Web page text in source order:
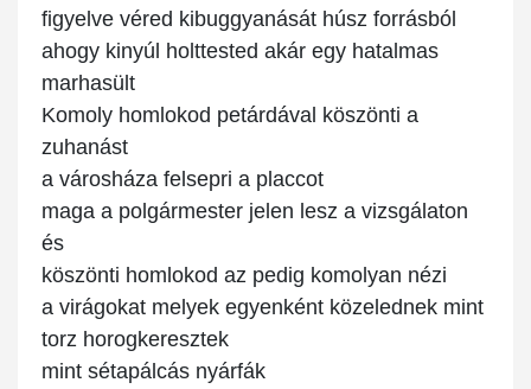
figyelve véred kibuggyanását húsz forrásból
ahogy kinyúl holttested akár egy hatalmas
marhasült
Komoly homlokod petárdával köszönti a
zuhanást
a városháza felsepri a placcot
maga a polgármester jelen lesz a vizsgálaton
és
köszönti homlokod az pedig komolyan nézi
a virágokat melyek egyenként közelednek mint
torz horogkeresztek
mint sétapálcás nyárfák